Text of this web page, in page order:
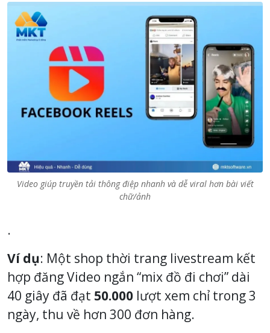
Video giúp truyền tải thông điệp nhanh và dễ viral hơn bài viết
chữ/ảnh
.
Ví dụ: Một shop thời trang livestream kết
hợp đăng Video ngắn “mix đồ đi chơi” dài
40 giây đã đạt 50.000 lượt xem chỉ trong 3
ngày, thu về hơn 300 đơn hàng.